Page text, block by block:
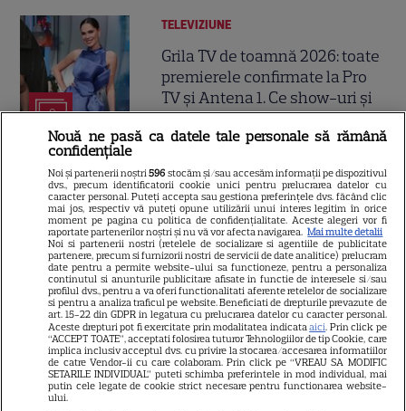
9
TELEVIZIUNE
Grila TV de toamnă 2026: toate
premierele confirmate la Pro
TV și Antena 1. Ce show-uri și
seriale revin din septembrie
17
TELEVIZIUNE
Eren Kasikci, fost câștigător
MasterChef Turcia, a murit la
37 de ani. Bucătarul a fost găsit
fără viață în locuința sa
VEDETE STRĂINE
Prințul Mirko al Bulgariei se
căsătorește cu dr. Marta Embid.
Povestea de dragoste începută
Nouă ne pasă ca datele tale personale să rămână
confidențiale
Noi și partenerii noștri596 stocăm și/sau accesăm informații pe dispozitivul
dvs., precum identificatorii cookie unici pentru prelucrarea datelor cu
caracter personal. Puteți accepta sau gestiona preferințele dvs. făcând clic
mai jos, respectiv vă puteți opune utilizării unui interes legitim în orice
moment pe pagina cu politica de confidențialitate. Aceste alegeri vor fi
raportate partenerilor noștri și nu vă vor afecta navigarea. Mai multe detalii
Noi si partenerii nostri (retelele de socializare si agentiile de publicitate
partenere, precum si furnizorii nostri de servicii de date analitice) prelucram
date pentru a permite website-ului sa functioneze, pentru a personaliza
continutul si anunturile publicitare afisate in functie de interesele si/sau
profilul dvs., pentru a va oferi functionalitati aferente retelelor de socializare
si pentru a analiza traficul pe website. Beneficiati de drepturile prevazute de
art. 15-22 din GDPR in legatura cu prelucrarea datelor cu caracter personal.
Aceste drepturi pot fi exercitate prin modalitatea indicataaici. Prin click pe
“ACCEPT TOATE”, acceptati folosirea tuturor Tehnologiilor de tip Cookie, care
implica inclusiv acceptul dvs. cu privire la stocarea/accesarea informatiilor
de catre Vendor-ii cu care colaboram. Prin click pe “VREAU SA MODIFIC
SETARILE INDIVIDUAL” puteti schimba preferintele in mod individual, mai
putin cele legate de cookie strict necesare pentru functionarea website-
ului.